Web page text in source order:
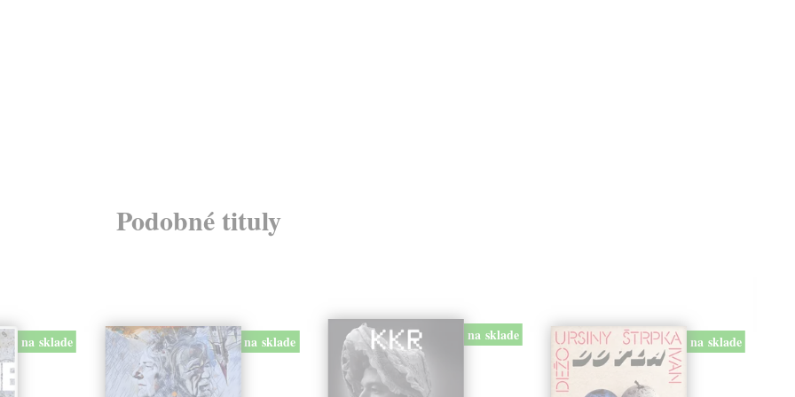
Podobné tituly
na sklade na sklade na sklade na sklade